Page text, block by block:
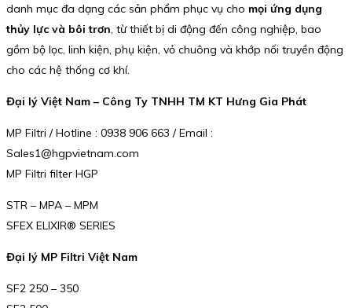
danh mục đa dạng các sản phẩm phục vụ cho mọi ứng dụng
thủy lực và bôi trơn, từ thiết bị di động đến công nghiệp, bao
gồm bộ lọc, linh kiện, phụ kiện, vỏ chuông và khớp nối truyền động
cho các hệ thống cơ khí.
Đại lý Việt Nam – Công Ty TNHH TM KT Hưng Gia Phát
MP Filtri / Hotline : 0938 906 663 / Email :
Sales1@hgpvietnam.com
MP Filtri filter HGP
STR – MPA – MPM
SFEX ELIXIR® SERIES
Đại lý MP Filtri Việt Nam
SF2 250 – 350